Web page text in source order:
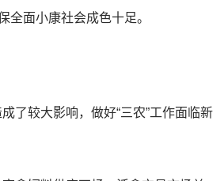
全面小康社会成色十足。
较大影响，做好“三农”工作面临新